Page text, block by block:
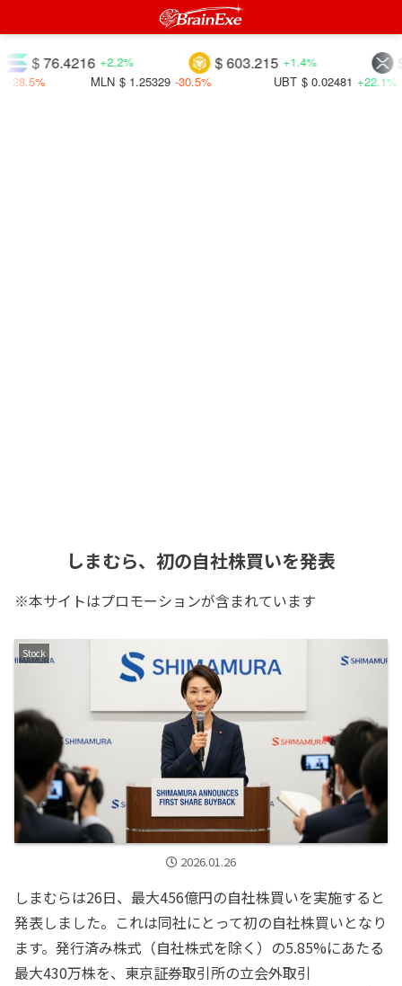
$
$ 603.215 +1.4%
$ 76.4216 +2.2%
$ 0.02481 +22.1%
$ 1.25329 -30.5%
しまむら、初の自社株買いを発表
※本サイトはプロモーションが含まれています
Stock
2026.01.26
しまむらは26日、最大456億円の自社株買いを実施すると
発表しました。これは同社にとって初の自社株買いとなり
ます。発行済み株式（自社株式を除く）の5.85%にあたる
最大430万株を、東京証券取引所の立会外取引